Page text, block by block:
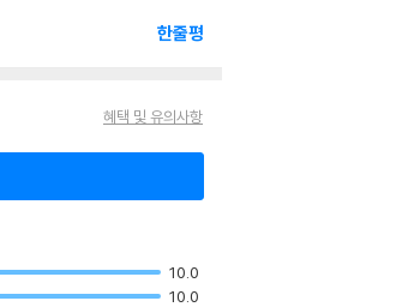
한줄평
혜택 및 유의사항
10.0
10.0